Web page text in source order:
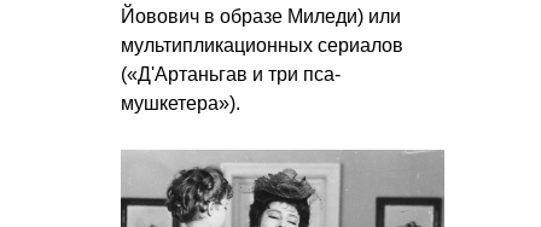
Йовович в образе Миледи) или
мультипликационных сериалов
(«Д'Артаньгав и три пса-
мушкетера»).